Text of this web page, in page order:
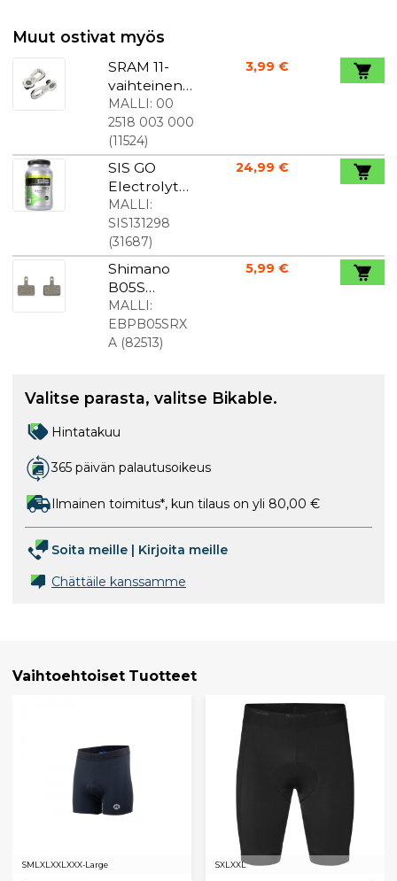
Muut ostivat myös
SRAM 11-
vaihteinen
yleisnivel
MALLI: 00
2518 003 000
(11524)
3,99 €
SIS GO
Electrolyte
-
urheilujuo
ma sitruuna
& lime 1,6 kg
MALLI:
SIS131298
(31687)
24,99 €
Shimano
B05S
RX levyjarru
palat hartsi
MALLI:
EBPB05SRX
A(82513)
5,99 €
Valitse parasta, valitse Bikable.
Hintatakuu
365 päivän palautusoikeus
Ilmainen toimitus*, kun tilaus on yli 80,00 €
Soita meille | Kirjoita meille
Chättäile kanssamme
Vaihtoehtoiset Tuotteet
SML XL XXL XXX-Large SXL XXL